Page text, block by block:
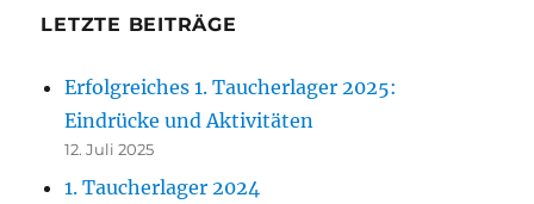
LETZTE BEITRÄGE
Erfolgreiches 1. Taucherlager 2025:
Eindrücke und Aktivitäten
12. Juli 2025
1. Taucherlager 2024